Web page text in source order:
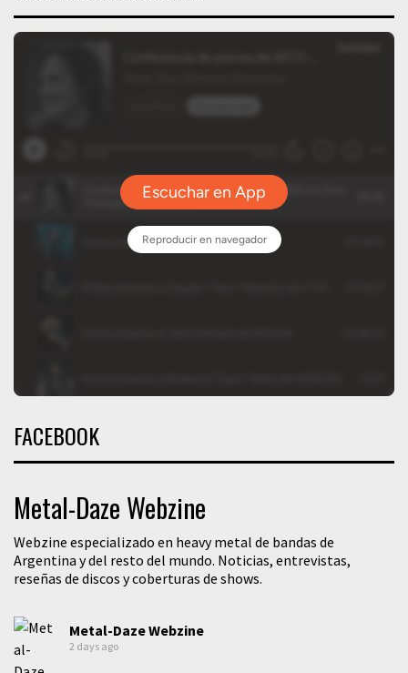
FACEBOOK
Metal-Daze Webzine
Webzine especializado en heavy metal de bandas de
Argentina y del resto del mundo. Noticias, entrevistas,
reseñas de discos y coberturas de shows.
Metal-Daze Webzine
2 days ago